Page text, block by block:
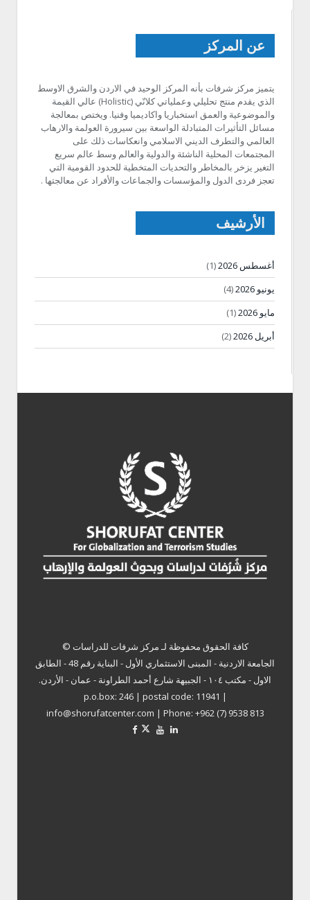
عن المركز
يتميز مركز شرفات بأنه المركز الوحيد في الاردن والشرق الاوسط
الذي يقدم منتج تحليلي وعملياتي كلانّي (Holistic) عالي القيمة
والموضوعية والعمق استخباريا واكاديميا وفنيا. ويختص بمعالجة
مسائل التأثيرات المتبادلة الواسعة بين سيرورة العولمة والارهاب
العالمي والتطرف الديني الاسلامي وانعكاسات ذلك على
المجتمعات المحلية الناشئة والدولية والعالم وسط عالم سريع
التغير يزخر بالمخاطر والتحديات المتخطية للحدود القومية التي
تعجز فردى الدول والمؤسسات والجماعات والأفراد عن معالجتها .
الأرشيف
أغسطس 2026
(1)
يونيو 2026
(4)
مايو 2026
(1)
أبريل 2026
(2)
كافة الحقوق محفوظة لـ مركز شرفات للدراسات ©
الجامعة الاردنية - المبنى الاستثماري الأول - البناية رقم 48 - الطابق
الاول - مكتب ١٠٤ - الجبيهة شارع أحمد الطراونة - عمان - الأردن.
p.o.box: 246 | postal code: 11941 |
info@shorufatcenter.com | Phone: +962 (7) 9538 813